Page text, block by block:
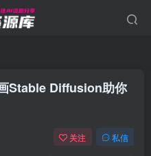
Stable Diffusion助你
关注 私信